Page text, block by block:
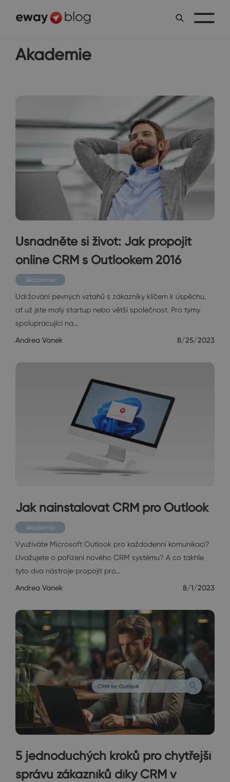
Akademie
Usnadněte si život: Jak propojit
online CRM s Outlookem 2016
Akademie
Udržování pevných vztahů s zákazníky klíčem k úspěchu,
ať už jste malý startup nebo větší společnost. Pro týmy
spolupracující na…
Andrea Vanek 8/25/2023
Jak nainstalovat CRM pro Outlook
Akademie
Využíváte Microsoft Outlook pro každodenní komunikaci?
Uvažujete o pořízení nového CRM systému? A co takhle
tyto dva nástroje propojit pro…
Andrea Vanek 8/1/2023
5 jednoduchých kroků pro chytřejší
správu zákazníků díky CRM v